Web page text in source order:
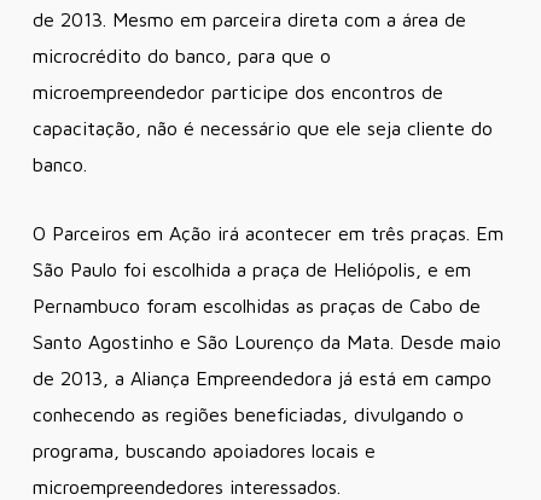
de 2013. Mesmo em parceira direta com a área de
microcrédito do banco, para que o
microempreendedor participe dos encontros de
capacitação, não é necessário que ele seja cliente do
banco.
O Parceiros em Ação irá acontecer em três praças. Em
São Paulo foi escolhida a praça de Heliópolis, e em
Pernambuco foram escolhidas as praças de Cabo de
Santo Agostinho e São Lourenço da Mata. Desde maio
de 2013, a Aliança Empreendedora já está em campo
conhecendo as regiões beneficiadas, divulgando o
programa, buscando apoiadores locais e
microempreendedores interessados.